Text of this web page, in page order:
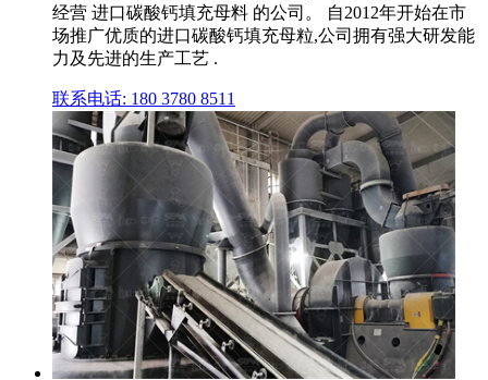
经营 进口碳酸钙填充母料 的公司。 自2012年开始在市
场推广优质的进口碳酸钙填充母粒,公司拥有强大研发能
力及先进的生产工艺 .
联系电话: 180 3780 8511